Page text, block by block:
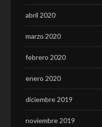
abril 2020
marzo 2020
febrero 2020
enero 2020
diciembre 2019
noviembre 2019